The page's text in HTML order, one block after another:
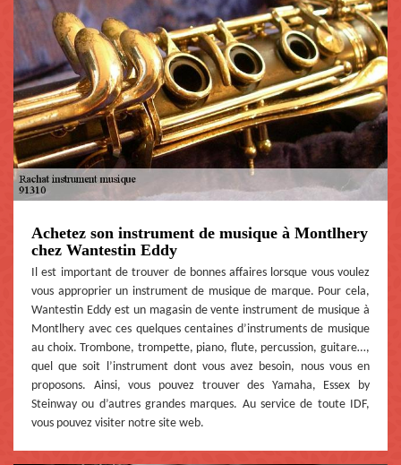
Achetez son instrument de musique à Montlhery
chez Wantestin Eddy
Il est important de trouver de bonnes affaires lorsque vous voulez
vous approprier un instrument de musique de marque. Pour cela,
Wantestin Eddy est un magasin de vente instrument de musique à
Montlhery avec ces quelques centaines d’instruments de musique
au choix. Trombone, trompette, piano, flute, percussion, guitare…,
quel que soit l’instrument dont vous avez besoin, nous vous en
proposons. Ainsi, vous pouvez trouver des Yamaha, Essex by
Steinway ou d’autres grandes marques. Au service de toute IDF,
vous pouvez visiter notre site web.